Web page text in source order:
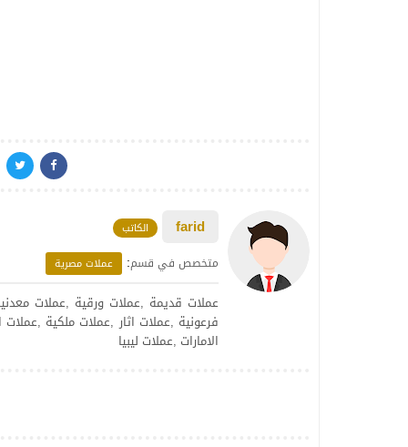
farid الكاتب
متخصص في قسم: عملات مصرية
عملات قديمة ,عملات ورقية ,عملات
فرعونية ,عملات اثار ,عملات ملكية
الامارات ,عملات ليبيا